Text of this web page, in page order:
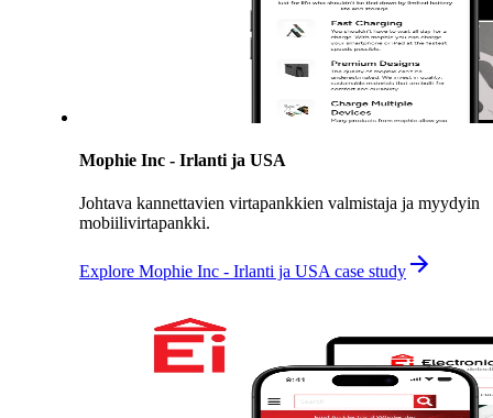
Mophie Inc - Irlanti ja USA
Johtava kannettavien virtapankkien valmistaja ja myydyin
mobiilivirtapankki.
Explore Mophie Inc - Irlanti ja USA case study